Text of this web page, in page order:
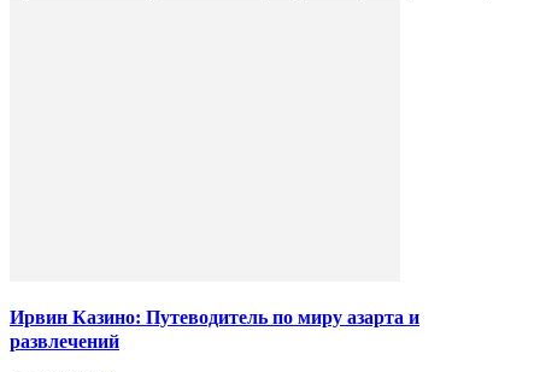
Ирвин Казино: Путеводитель по миру азарта и
развлечений